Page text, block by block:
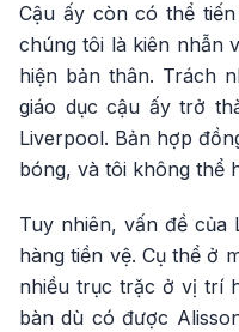
Cậu ấy còn có thể
chúng tôi là kiên nhẫn
hiện bản thân. Trách
giáo dục cậu ấy trở
Liverpool. Bản hợp
bóng, và tôi không thể
Tuy nhiên, vấn đề của
hàng tiền vệ. Cụ thể ở
nhiều trục trặc ở vị trí
bàn dù có được